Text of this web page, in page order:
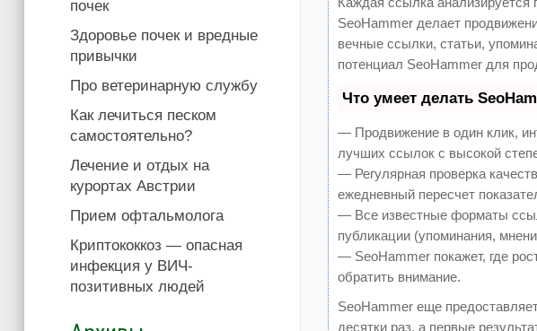
SeoHammer делает
вечные ссылки, статьи,
потенциал SeoHammer для
Что умеет делать
— Продвижение в один клик,
лучших ссылок с высокой
— Регулярная проверка
ежедневный пересчет
— Все известные форматы
публикации (упоминания,
— SeoHammer покажет, где
обратить внимание.
SeoHammer еще
десятки раз, а первые
почек
Здоровье почек и вредные
привычки
Про ветеринарную службу
Как лечиться песком
самостоятельно?
Лечение и отдых на
курортах Австрии
Прием офтальмолога
Криптококкоз — опасная
инфекция у ВИЧ-
позитивных людей